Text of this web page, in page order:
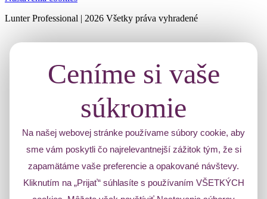
Lunter Professional | 2026 Všetky práva vyhradené
Ceníme si vaše
súkromie
Na našej webovej stránke používame súbory cookie, aby
sme vám poskytli čo najrelevantnejší zážitok tým, že si
zapamätáme vaše preferencie a opakované návštevy.
Kliknutím na „Prijať“ súhlasíte s používaním VŠETKÝCH